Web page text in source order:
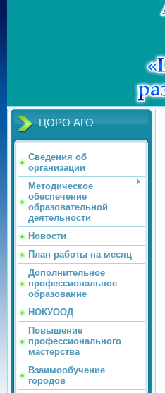
ЦОРО АГО
Сведения об
организации
Методическое
обеспечение
образовательной
деятельности
Новости
План работы на месяц
Дополнительное
профессиональное
образование
НОКУООД
Повышение
профессионального
мастерства
Взаимообучение
городов